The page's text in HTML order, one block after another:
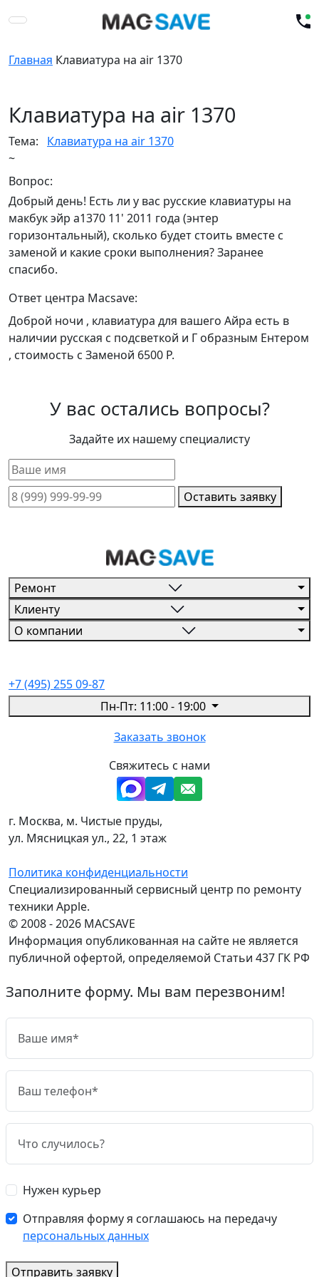
Главная Клавиатура на air 1370
Клавиатура на air 1370
Тема:
Клавиатура на air 1370
~
Вопрос:
Добрый день! Есть ли у вас русские клавиатуры на
макбук эйр а1370 11' 2011 года (энтер
горизонтальный), сколько будет стоить вместе с
заменой и какие сроки выполнения? Заранее
спасибо.
Ответ центра Macsave:
Доброй ночи , клавиатура для вашего Айра есть в
наличии русская с подсветкой и Г образным Ентером
, стоимость с Заменой 6500 Р.
У вас остались вопросы?
Задайте их нашему специалисту
Оставить заявку
Ремонт
Клиенту
О компании
+7 (495) 255 09-87
Пн-Пт: 11:00 - 19:00
Заказать звонок
Свяжитесь с нами
г. Москва, м. Чистые пруды,
ул. Мясницкая ул., 22, 1 этаж
Политика конфиденциальности
Специализированный сервисный центр по ремонту
техники Apple.
© 2008 - 2026 MACSAVE
Информация опубликованная на сайте не является
публичной офертой, определяемой Статьи 437 ГК РФ
Заполните форму. Мы вам перезвоним!
Нужен курьер
Отправляя форму я соглашаюсь на передачу
персональных данных
Отправить заявку